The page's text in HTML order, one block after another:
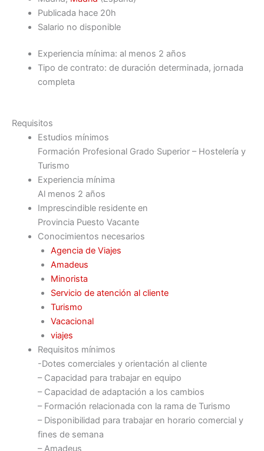
Publicada hace 20h
Salario no disponible
Experiencia mínima: al menos 2 años
Tipo de contrato: de duración determinada, jornada
completa
Requisitos
Estudios mínimos
Formación Profesional Grado Superior – Hostelería y
Turismo
Experiencia mínima
Al menos 2 años
Imprescindible residente en
Provincia Puesto Vacante
Conocimientos necesarios
Agencia de Viajes
Amadeus
Minorista
Servicio de atención al cliente
Turismo
Vacacional
viajes
Requisitos mínimos
-Dotes comerciales y orientación al cliente
– Capacidad para trabajar en equipo
– Capacidad de adaptación a los cambios
– Formación relacionada con la rama de Turismo
– Disponibilidad para trabajar en horario comercial y
fines de semana
– Amadeus